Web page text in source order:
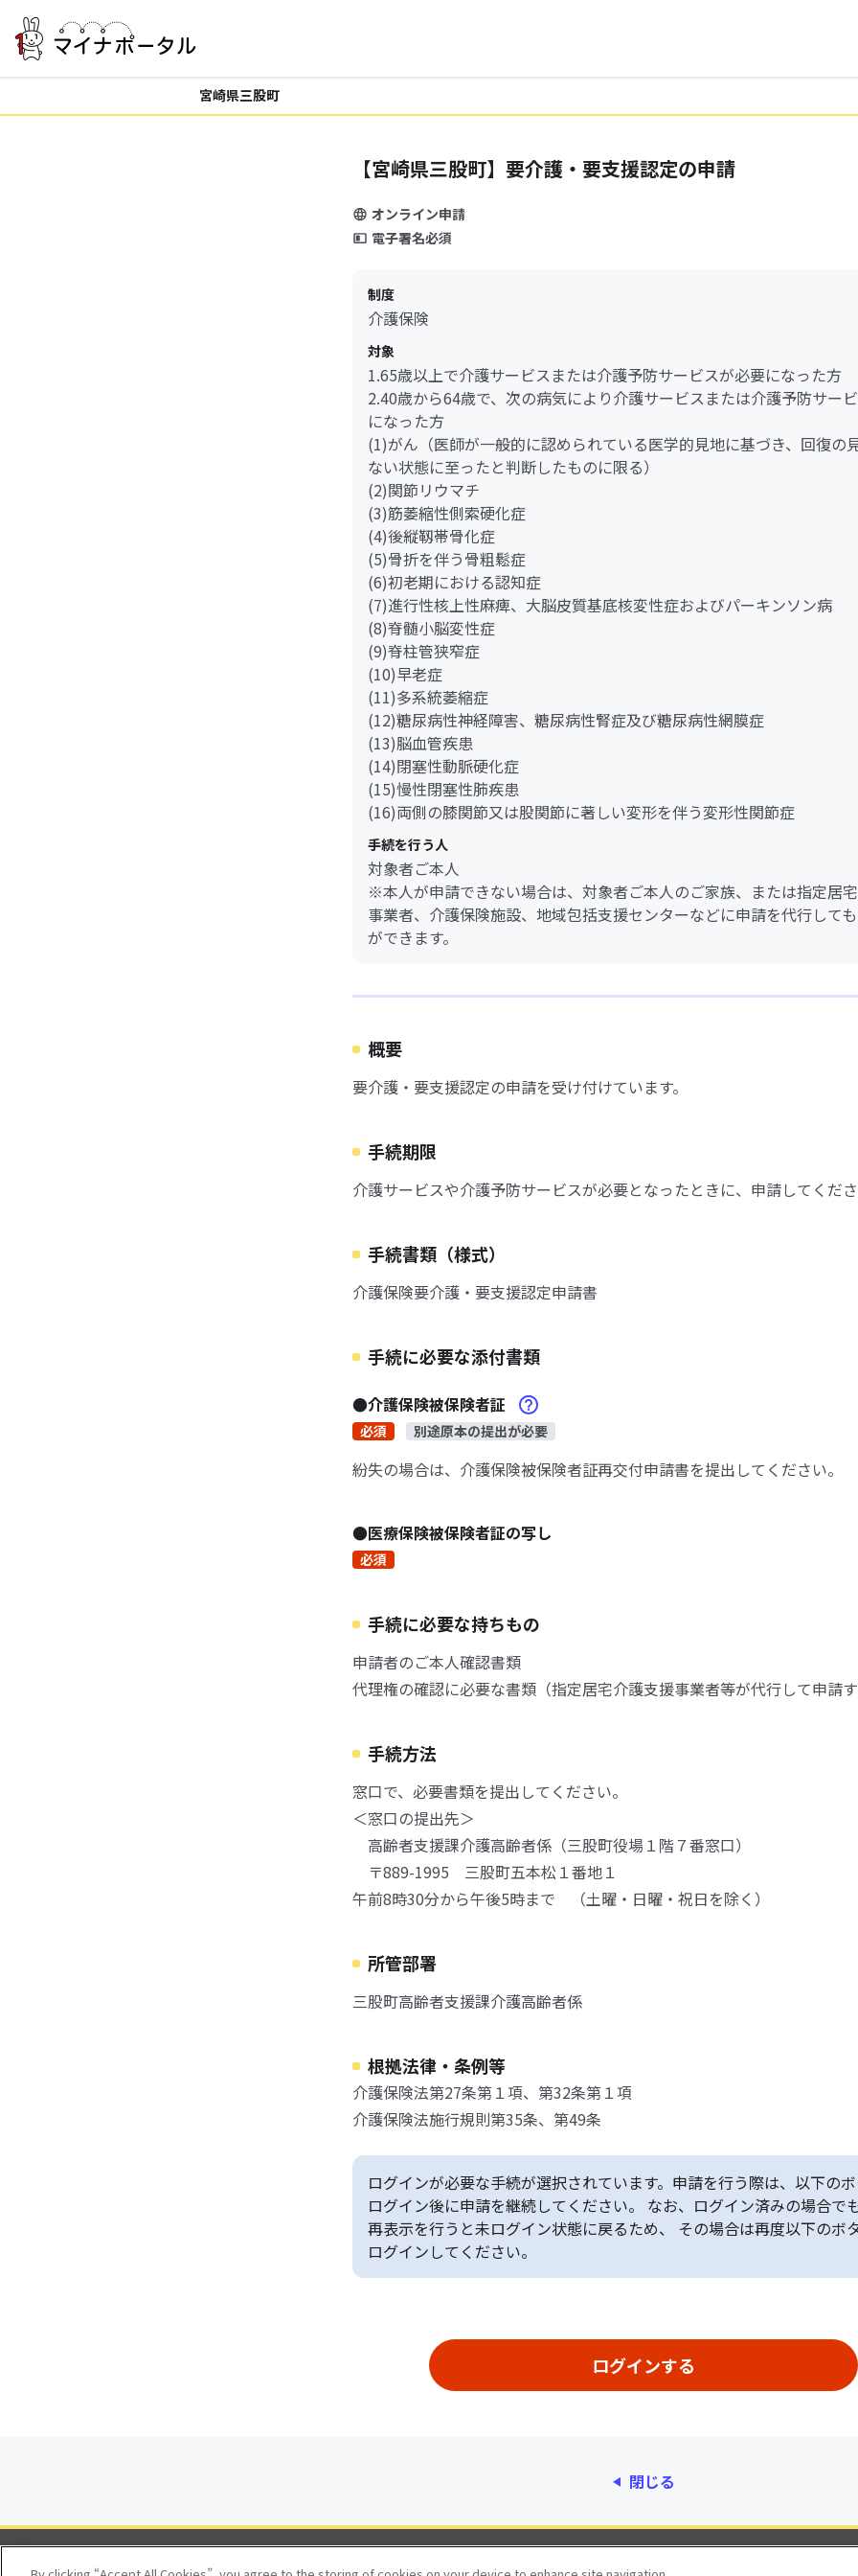
宮崎県三股町
【宮崎県三股町】要介護・要支援認定の申請
オンライン申請
電子署名必須
制度
介護保険
対象
1.65歳以上で介護サービスまたは介護予防サービスが必要になった方
2.40歳から64歳で、次の病気により介護サービスまたは介護予防サー
になった方
(1)がん（医師が一般的に認められている医学的見地に基づき、回復の
ない状態に至ったと判断したものに限る）
(2)関節リウマチ
(3)筋萎縮性側索硬化症
(4)後縦靱帯骨化症
(5)骨折を伴う骨粗鬆症
(6)初老期における認知症
(7)進行性核上性麻痺、大脳皮質基底核変性症およびパーキンソン病
(8)脊髄小脳変性症
(9)脊柱管狭窄症
(10)早老症
(11)多系統萎縮症
(12)糖尿病性神経障害、糖尿病性腎症及び糖尿病性網膜症
(13)脳血管疾患
(14)閉塞性動脈硬化症
(15)慢性閉塞性肺疾患
(16)両側の膝関節又は股関節に著しい変形を伴う変形性関節症
手続を行う人
対象者ご本人
※本人が申請できない場合は、対象者ご本人のご家族、または指定居
事業者、介護保険施設、地域包括支援センターなどに申請を代行して
ができます。
概要
要介護・要支援認定の申請を受け付けています。
手続期限
介護サービスや介護予防サービスが必要となったときに、申請してくだ
手続書類（様式）
介護保険要介護・要支援認定申請書
手続に必要な添付書類
●介護保険被保険者証
必須 別途原本の提出が必要
紛失の場合は、介護保険被保険者証再交付申請書を提出してください。
●医療保険被保険者証の写し
必須
手続に必要な持ちもの
申請者のご本人確認書類
代理権の確認に必要な書類（指定居宅介護支援事業者等が代行して申請
手続方法
窓口で、必要書類を提出してください。
＜窓口の提出先＞
高齢者支援課介護高齢者係（三股町役場１階７番窓口）
〒889-1995 三股町五本松１番地１
午前8時30分から午後5時まで （土曜・日曜・祝日を除く）
所管部署
三股町高齢者支援課介護高齢者係
根拠法律・条例等
介護保険法第27条第１項、第32条第１項
介護保険法施行規則第35条、第49条
ログインが必要な手続が選択されています。申請を行う際は、以下の
ログイン後に申請を継続してください。 なお、ログイン済みの場合で
再表示を行うと未ログイン状態に戻るため、 その場合は再度以下のボ
ログインしてください。
閉じる
動作環境 個人情報保護 利用規約 アクセシ